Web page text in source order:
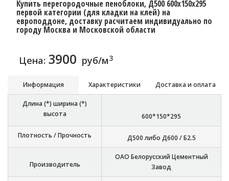
Купить перегородочные пеноблоки, Д500 600x150x295
первой категории (для кладки на клей) на
европоддоне, доставку расчитаем индивидуально по
городу Москва и Московской области
Цена: 3900 руб/м3
Информация Характеристики Доставка и оплата
Длина (*) ширина (*)
высота
600*150*295
Плотность / Прочность Д500 либо Д600 / Б2.5
Производитель
ОАО Белорусский Цементный
Завод